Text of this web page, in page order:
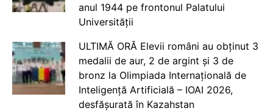
anul 1944 pe frontonul Palatului
Universității
ULTIMĂ ORĂ Elevii români au obținut 3
medalii de aur, 2 de argint și 3 de
bronz la Olimpiada Internațională de
Inteligență Artificială – IOAI 2026,
desfășurată în Kazahstan